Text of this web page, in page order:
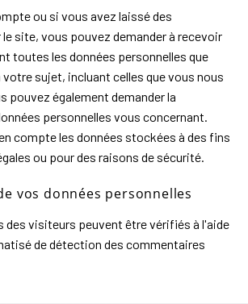
ou si vous avez laissé des
site, vous pouvez demander à recevoir
toutes les données personnelles que
sujet, incluant celles que vous nous
pouvez également demander la
personnelles vous concernant.
compte les données stockées à des fins
ou pour des raisons de sécurité.
vos données personnelles
des visiteurs peuvent être vérifiés à l'aide
de détection des commentaires